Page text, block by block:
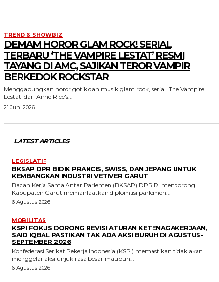
TREND & SHOWBIZ
DEMAM HOROR GLAM ROCK! SERIAL
TERBARU ‘THE VAMPIRE LESTAT’ RESMI
TAYANG DI AMC, SAJIKAN TEROR VAMPIR
BERKEDOK ROCKSTAR
Menggabungkan horor gotik dan musik glam rock, serial 'The Vampire
Lestat' dari Anne Rice's...
21 Juni 2026
LATEST ARTICLES
LEGISLATIF
BKSAP DPR BIDIK PRANCIS, SWISS, DAN JEPANG UNTUK
KEMBANGKAN INDUSTRI VETIVER GARUT
Badan Kerja Sama Antar Parlemen (BKSAP) DPR RI mendorong
Kabupaten Garut memanfaatkan diplomasi parlemen...
6 Agustus 2026
MOBILITAS
KSPI FOKUS DORONG REVISI ATURAN KETENAGAKERJAAN,
SAID IQBAL PASTIKAN TAK ADA AKSI BURUH DI AGUSTUS-
SEPTEMBER 2026
Konfederasi Serikat Pekerja Indonesia (KSPI) memastikan tidak akan
menggelar aksi unjuk rasa besar maupun...
6 Agustus 2026